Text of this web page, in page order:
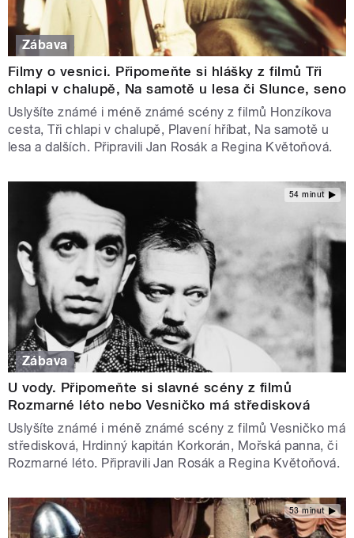
Zábava
Filmy o vesnici. Připomeňte si hlášky z filmů Tři
chlapi v chalupě, Na samotě u lesa či Slunce, seno
Uslyšíte známé i méně známé scény z filmů Honzíkova
cesta, Tři chlapi v chalupě, Plavení hříbat, Na samotě u
lesa a dalších. Připravili Jan Rosák a Regina Květoňová.
54 minut
Zábava
U vody. Připomeňte si slavné scény z filmů
Rozmarné léto nebo Vesničko má středisková
Uslyšíte známé i méně známé scény z filmů Vesničko má
středisková, Hrdinný kapitán Korkorán, Mořská panna, či
Rozmarné léto. Připravili Jan Rosák a Regina Květoňová.
53 minut